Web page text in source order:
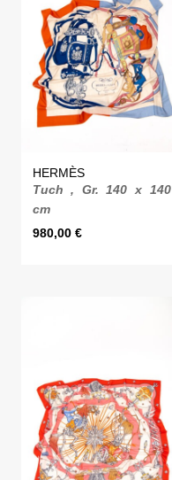
HERMÈS
Tuch , Gr. 140 x 140
cm
980,00 €